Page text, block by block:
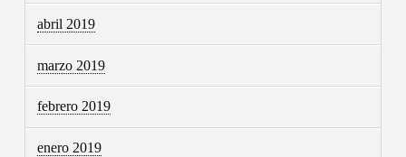
abril 2019
marzo 2019
febrero 2019
enero 2019